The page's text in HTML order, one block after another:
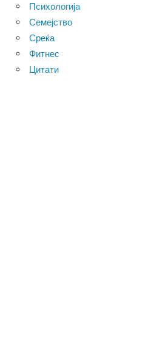
Психологија
Семејство
Среќа
Фитнес
Цитати